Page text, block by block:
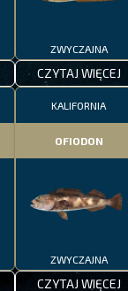
ZWYCZAJNA
CZYTAJ WIĘCEJ
KALIFORNIA
OFIODON
ZWYCZAJNA
CZYTAJ WIĘCEJ